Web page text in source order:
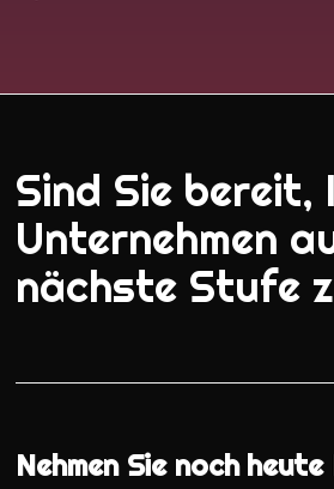
Sind Sie bereit,
Unternehmen
nächste Stufe
Nehmen Sie noch